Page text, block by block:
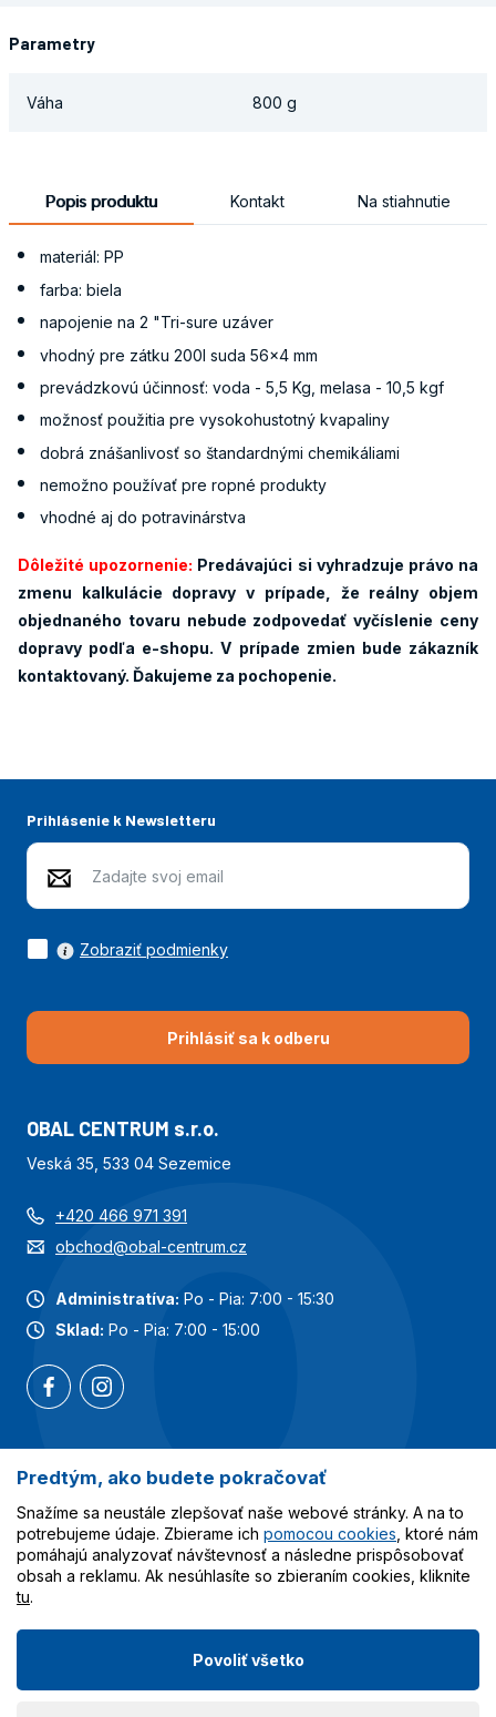
Parametry
Váha 800 g
Popis produktu Kontakt Na stiahnutie
materiál: PP
farba: biela
napojenie na 2 "Tri-sure uzáver
vhodný pre zátku 200l suda 56x4 mm
prevádzkovú účinnosť: voda - 5,5 Kg, melasa - 10,5 kgf
možnosť použitia pre vysokohustotný kvapaliny
dobrá znášanlivosť so štandardnými chemikáliami
nemožno používať pre ropné produkty
vhodné aj do potravinárstva
Dôležité upozornenie: Predávajúci si vyhradzuje právo na
zmenu kalkulácie dopravy v prípade, že reálny objem
objednaného tovaru nebude zodpovedať vyčíslenie ceny
dopravy podľa e-shopu. V prípade zmien bude zákazník
kontaktovaný. Ďakujeme za pochopenie.
Prihlásenie k Newsletteru
Prihlásiť sa k odberu
Zobraziť podmienky
OBAL CENTRUM s.r.o.
Veská 35, 533 04 Sezemice
+420 466 971 391
obchod@obal-centrum.cz
Administratíva: Po - Pia: 7:00 - 15:30
Sklad: Po - Pia: 7:00 - 15:00
Najobľúbenejšie kategórie
Služby
Všetko o nákupe
Predtým, ako budete pokračovať
Snažíme sa neustále zlepšovať naše webové stránky. A na to
potrebujeme údaje. Zbierame ich pomocou cookies , ktoré nám
pomáhajú analyzovať návštevnosť a následne prispôsobovať
obsah a reklamu. Ak nesúhlasíte so zbieraním cookies, kliknite
tu.
Povoliť všetko